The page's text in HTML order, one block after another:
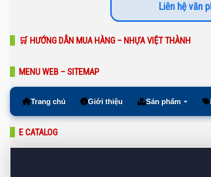
Liên hệ văn
🛒 HƯỚNG DẪN MUA HÀNG – NHỰA VIỆT THÀNH
MENU WEB – SITEMAP
Trang chủ Giới thiệu Sản phẩm
E CATALOG